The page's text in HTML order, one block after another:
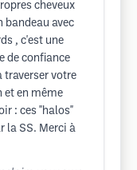
cheveux
bandeau avec
, c'est une
de confiance
traverser votre
et en même
: ces "halos"
la SS. Merci à